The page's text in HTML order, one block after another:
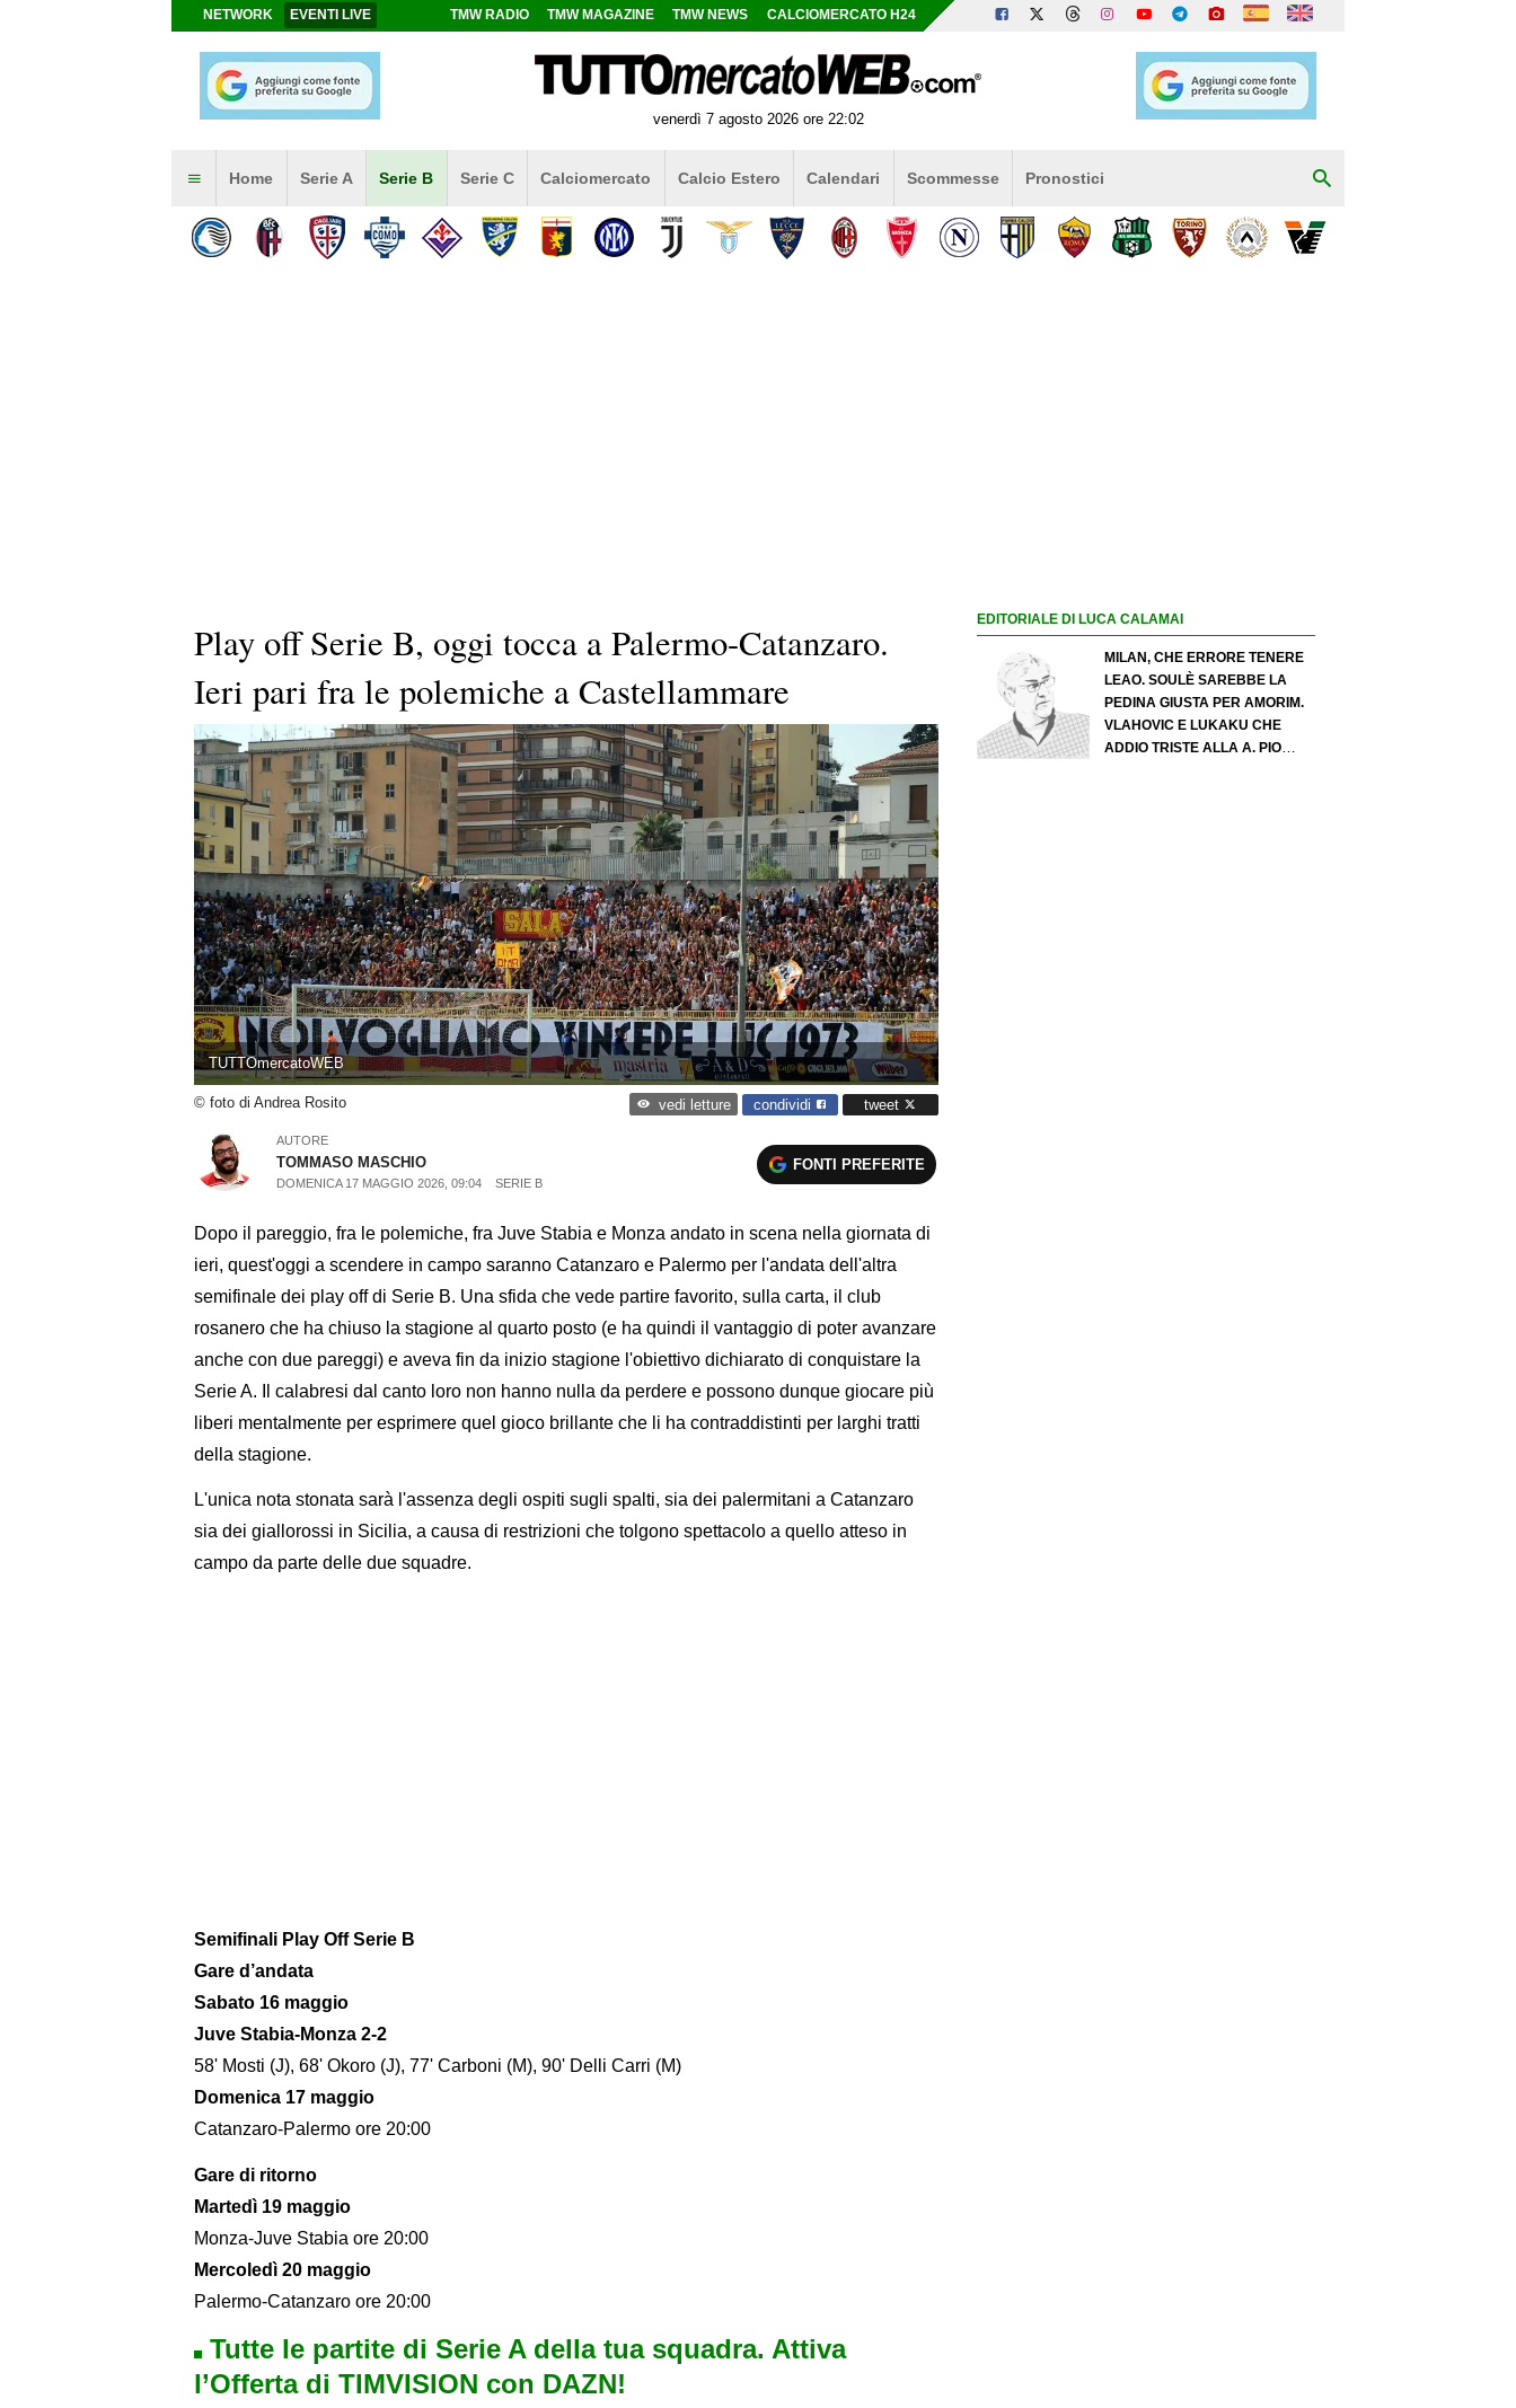
NETWORK EVENTI LIVE TMW RADIO TMW MAGAZINE TMW NEWS CALCIOMERCATO H24
venerdì 7 agosto 2026 ore 22:02
Home Serie A Serie B Serie C Calciomercato Calcio Estero Calendari Scommesse Pronostici
Play off Serie B, oggi tocca a Palermo-Catanzaro.
Ieri pari fra le polemiche a Castellammare
TUTTOmercatoWEB
© foto di Andrea Rosito vedi letture condividi tweet
AUTORE
TOMMASO MASCHIO
DOMENICA 17 MAGGIO 2026, 09:04 SERIE B
FONTI PREFERITE
Dopo il pareggio, fra le polemiche, fra Juve Stabia e Monza andato in scena nella giornata di
ieri, quest'oggi a scendere in campo saranno Catanzaro e Palermo per l'andata dell'altra
semifinale dei play off di Serie B. Una sfida che vede partire favorito, sulla carta, il club
rosanero che ha chiuso la stagione al quarto posto (e ha quindi il vantaggio di poter avanzare
anche con due pareggi) e aveva fin da inizio stagione l'obiettivo dichiarato di conquistare la
Serie A. Il calabresi dal canto loro non hanno nulla da perdere e possono dunque giocare più
liberi mentalmente per esprimere quel gioco brillante che li ha contraddistinti per larghi tratti
della stagione.
L'unica nota stonata sarà l'assenza degli ospiti sugli spalti, sia dei palermitani a Catanzaro
sia dei giallorossi in Sicilia, a causa di restrizioni che tolgono spettacolo a quello atteso in
campo da parte delle due squadre.
Semifinali Play Off Serie B
Gare d’andata
Sabato 16 maggio
Juve Stabia-Monza 2-2
58' Mosti (J), 68' Okoro (J), 77' Carboni (M), 90' Delli Carri (M)
Domenica 17 maggio
Catanzaro-Palermo ore 20:00
Gare di ritorno
Martedì 19 maggio
Monza-Juve Stabia ore 20:00
Mercoledì 20 maggio
Palermo-Catanzaro ore 20:00
Tutte le partite di Serie A della tua squadra. Attiva
l’Offerta di TIMVISION con DAZN!
EDITORIALE DI LUCA CALAMAI
MILAN, CHE ERRORE TENERE
LEAO. SOULÈ SAREBBE LA
PEDINA GIUSTA PER AMORIM.
VLAHOVIC E LUKAKU CHE
ADDIO TRISTE ALLA A. PIO